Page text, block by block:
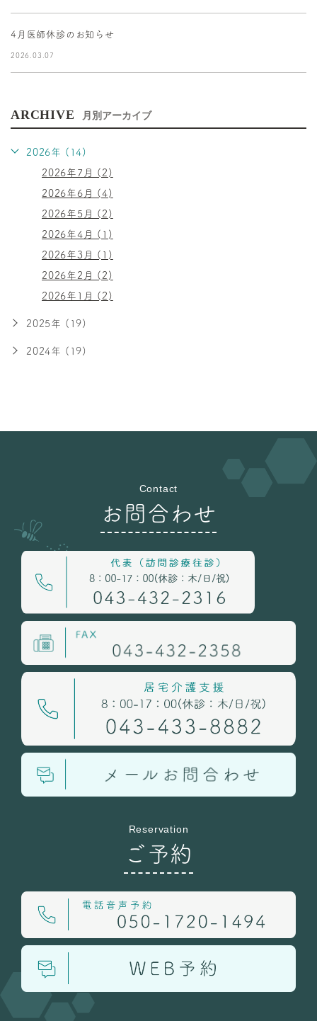
4月医師休診のお知らせ
2026.03.07
ARCHIVE 月別アーカイブ
2026年 (14)
2026年7月 (2)
2026年6月 (4)
2026年5月 (2)
2026年4月 (1)
2026年3月 (1)
2026年2月 (2)
2026年1月 (2)
2025年 (19)
2024年 (19)
Contact
お問合わせ
Reservation
ご予約